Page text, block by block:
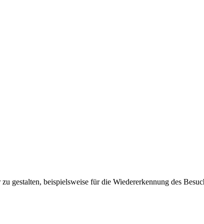
gestalten, beispielsweise für die Wiedererkennung des